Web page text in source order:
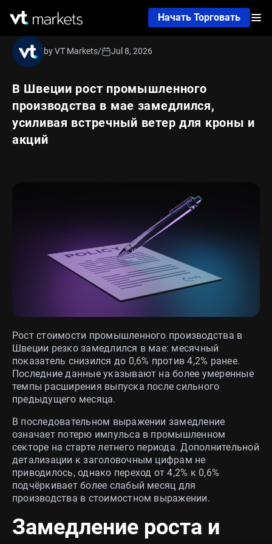
Начать Торговать
В Швеции рост промышленного
производства в мае замедлился,
усиливая встречный ветер для кроны и
акций
by VT Markets/ Jul 8, 2026
Рост стоимости промышленного производства в
Швеции резко замедлился в мае: месячный
показатель снизился до 0,6% против 4,2% ранее.
Последние данные указывают на более умеренные
темпы расширения выпуска после сильного
предыдущего месяца.
В последовательном выражении замедление
означает потерю импульса в промышленном
секторе на старте летнего периода. Дополнительной
детализации к заголовочным цифрам не
приводилось, однако переход от 4,2% к 0,6%
подчёркивает более слабый месяц для
производства в стоимостном выражении.
Замедление роста и